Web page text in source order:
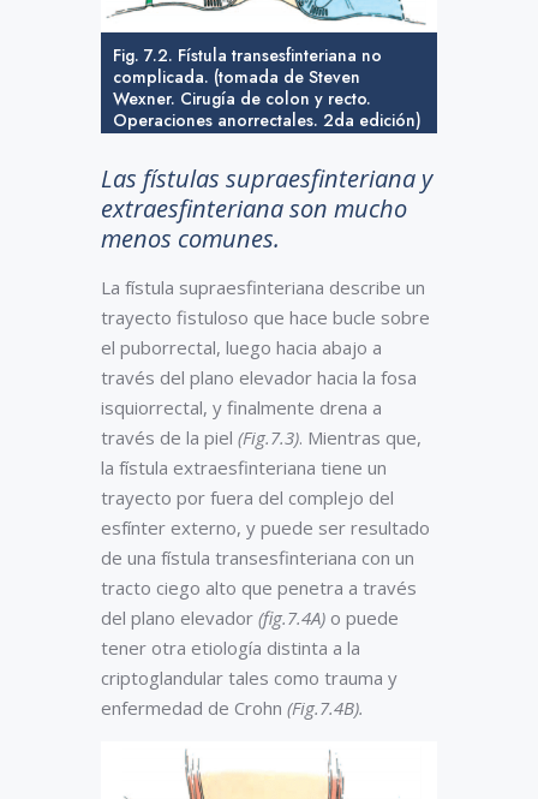
Fig. 7.2. Fístula transesfinteriana no
complicada. (tomada de Steven
Wexner. Cirugía de colon y recto.
Operaciones anorrectales. 2da edición)
Las fístulas supraesfinteriana y
extraesfinteriana son mucho
menos comunes.
La fístula supraesfinteriana describe un
trayecto fistuloso que hace bucle sobre
el puborrectal, luego hacia abajo a
través del plano elevador hacia la fosa
isquiorrectal, y finalmente drena a
través de la piel (Fig.7.3). Mientras que,
la fístula extraesfinteriana tiene un
trayecto por fuera del complejo del
esfínter externo, y puede ser resultado
de una fístula transesfinteriana con un
tracto ciego alto que penetra a través
del plano elevador (fig.7.4A) o puede
tener otra etiología distinta a la
criptoglandular tales como trauma y
enfermedad de Crohn (Fig.7.4B).